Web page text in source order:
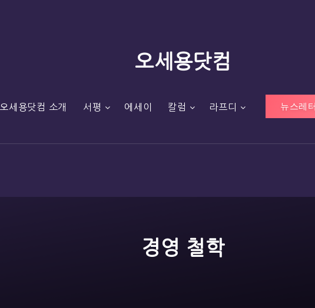
오세용닷컴
오세용닷컴 소개 서평 에세이 칼럼 라프디 뉴스레
경영 철학